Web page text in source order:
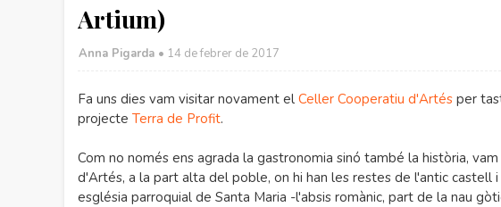
Artium)
Anna Pigarda • 14 de febrer de 2017
Fa uns dies vam visitar novament el Celler Cooperatiu d'Artés per
projecte Terra de Profit.
Com no només ens agrada la gastronomia sinó també la història,
d'Artés, a la part alta del poble, on hi han les restes de l'antic castell
església parroquial de Santa Maria -l'absis romànic, part de la nau